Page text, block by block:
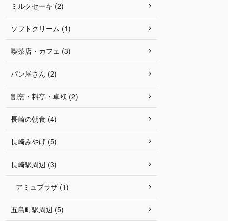
ミルクセーキ (2)
ソフトクリーム (1)
喫茶店・カフェ (3)
パン屋さん (2)
割烹・料亭・卓袱 (2)
長崎の朝食 (4)
長崎みやげ (5)
長崎駅周辺 (3)
アミュプラザ (1)
五島町駅周辺 (5)